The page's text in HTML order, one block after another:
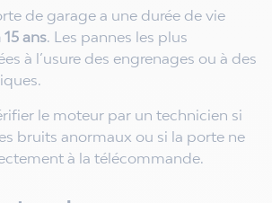
de garage a une durée de vie
15 ans. Les pannes les plus
à l’usure des engrenages ou à des
le moteur par un technicien si
bruits anormaux ou si la porte ne
à la télécommande.